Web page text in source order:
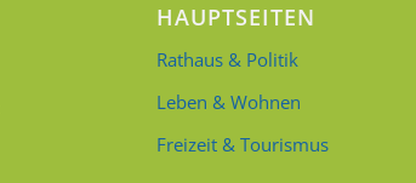
HAUPTSEITEN
Rathaus & Politik
Leben & Wohnen
Freizeit & Tourismus